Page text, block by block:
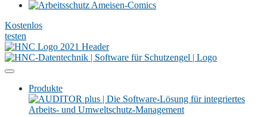
Kostenlos
testen
Produkte